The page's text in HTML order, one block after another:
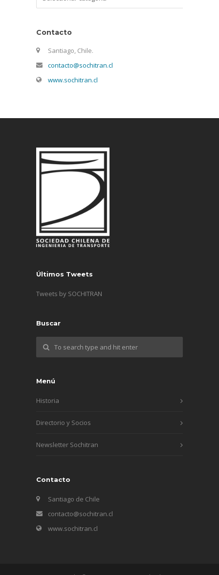
Contacto
Santiago, Chile.
contacto@sochitran.cl
www.sochitran.cl
Últimos Tweets
Tweets by SOCHITRAN
Buscar
Menú
Historia
Directorio y Socios
Newsletter Sochitran
Contacto
Santiago de Chile
contacto@sochitran.cl
www.sochitran.cl